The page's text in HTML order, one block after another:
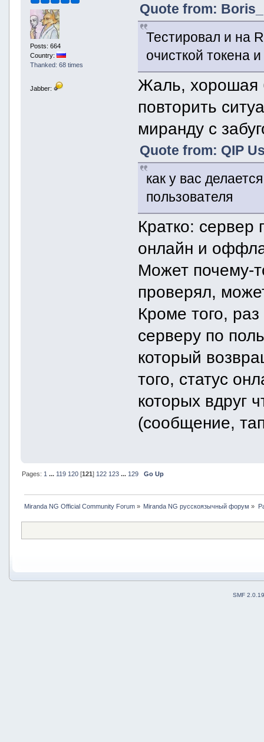
Posts: 664
Country:
Thanked: 68 times
Jabber:
Quote from:
Тестировал и на
очисткой токена
Жаль, хорошая
повторить
миранду с
Quote from: QIP
как у вас
пользователя
Кратко: сервер
онлайн и
Может почему-
проверял,
Кроме того,
серверу по
который
того, статус
которых вдруг
(сообщение,
Pages: 1 ... 119 120[121] 122 123 ... 129 Go Up
Miranda NG Official Community Forum» Miranda NG русскоязычный форум »
SMF 2.0.19